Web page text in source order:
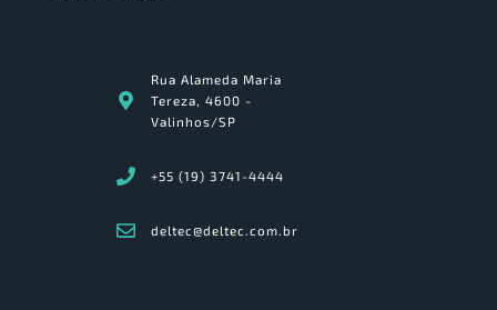
Rua Alameda Maria
Tereza, 4600 -
Valinhos/SP
+55 (19) 3741-4444
deltec@deltec.com.br